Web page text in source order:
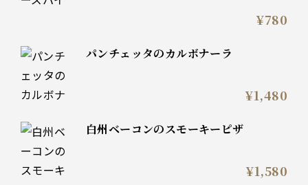
¥780
パンチェッタのカルボナーラ
¥1,480
白州ベーコンのスモーキーピザ
¥1,580